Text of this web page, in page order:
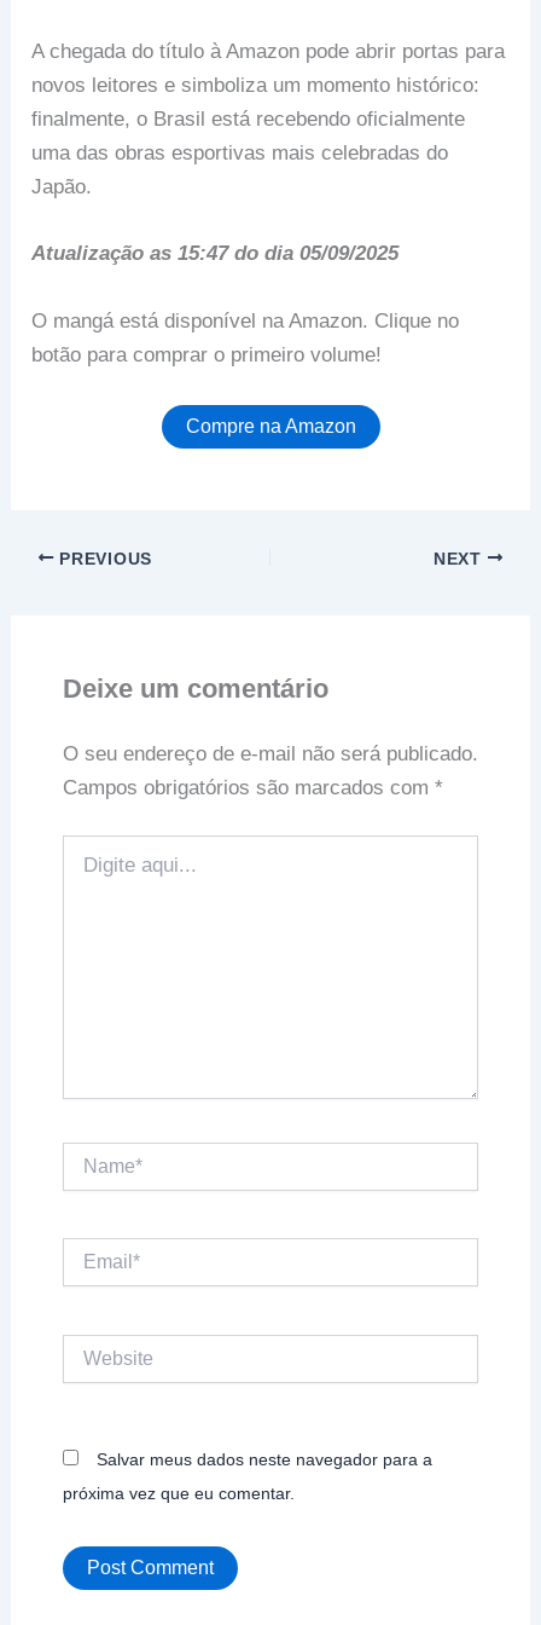
A chegada do título à Amazon pode abrir portas para
novos leitores e simboliza um momento histórico:
finalmente, o Brasil está recebendo oficialmente
uma das obras esportivas mais celebradas do
Japão.
Atualização as 15:47 do dia 05/09/2025
O mangá está disponível na Amazon. Clique no
botão para comprar o primeiro volume!
Compre na Amazon
PREVIOUS NEXT
Deixe um comentário
O seu endereço de e-mail não será publicado.
Campos obrigatórios são marcados com *
aqui...
Email*
Website
Salvar meus dados neste navegador para a
próxima vez que eu comentar.